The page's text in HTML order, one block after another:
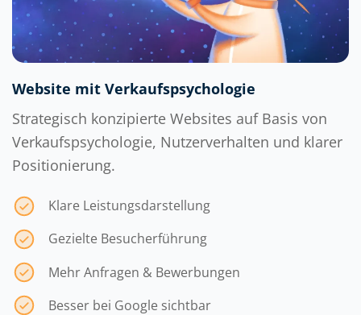
Website mit Verkaufspsychologie
Strategisch konzipierte Websites auf Basis von
Verkaufspsychologie, Nutzerverhalten und klarer
Positionierung.
Klare Leistungsdarstellung
Gezielte Besucherführung
Mehr Anfragen & Bewerbungen
Besser bei Google sichtbar